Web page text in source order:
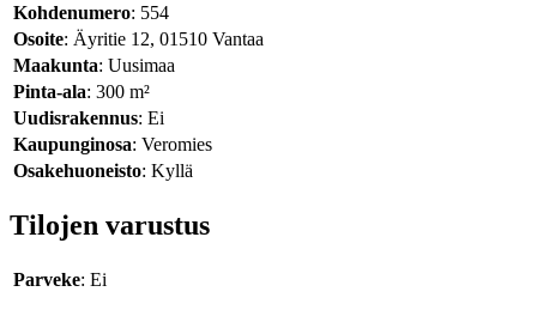
Kohdenumero: 554
Osoite: Äyritie 12, 01510 Vantaa
Maakunta: Uusimaa
Pinta-ala: 300 m²
Uudisrakennus: Ei
Kaupunginosa: Veromies
Osakehuoneisto: Kyllä
Tilojen varustus
Parveke: Ei